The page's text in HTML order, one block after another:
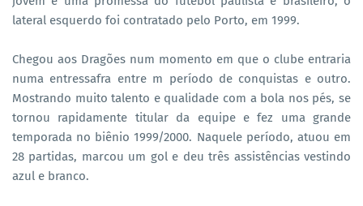
lateral esquerdo foi contratado pelo Porto, em 1999.
Chegou aos Dragões num momento em que o clube entraria
numa entressafra entre m período de conquistas e outro.
Mostrando muito talento e qualidade com a bola nos pés, se
tornou rapidamente titular da equipe e fez uma grande
temporada no biênio 1999/2000. Naquele período, atuou em
28 partidas, marcou um gol e deu três assistências vestindo
azul e branco.